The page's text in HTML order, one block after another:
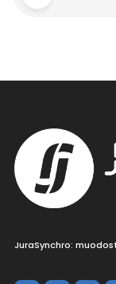
JuraSynchro: